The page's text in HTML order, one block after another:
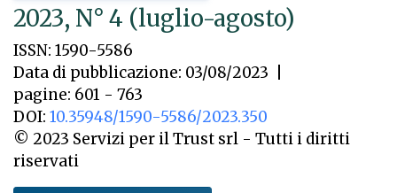
2023, N° 4 (luglio-agosto)
ISSN: 1590-5586
Data di pubblicazione: 03/08/2023
pagine: 601 - 763
DOI: 10.35948/1590-5586/2023.350
© 2023 Servizi per il Trust srl - Tutti i diritti
riservati